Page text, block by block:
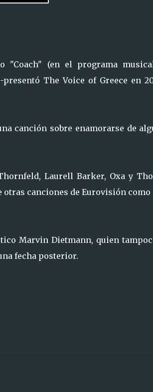
"Coach" (en el programa
The Voice of Greece en
canción sobre enamorarse de
Laurell Barker, Oxa y
otras canciones de Eurovisión como
Marvin Dietmann, quien
fecha posterior.